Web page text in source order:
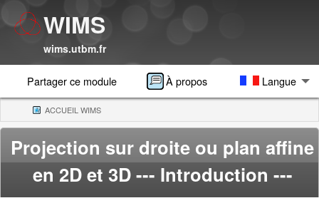
WIMS
wims.utbm.fr
Partager ce module À propos Langue
ACCUEIL WIMS(CURRENT)
Projection sur droite ou plan affine
en 2D et 3D --- Introduction ---